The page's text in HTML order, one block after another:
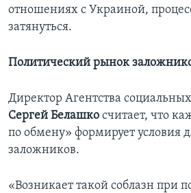
отношениях с Украиной,
затянуться.
Политический рынок
Директор Агентства
Сергей Белашко считает, что
по обмену» формирует условия
заложников.
«Возникает такой соблазн при